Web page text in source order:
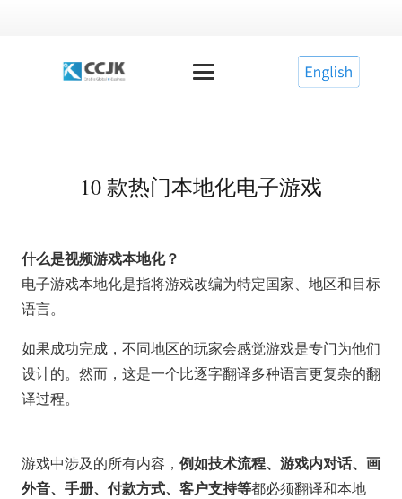
10 款热门本地化电子游戏
什么是视频游戏本地化？
电子游戏本地化是指将游戏改编为特定国家、地区和目标
语言。
如果成功完成，不同地区的玩家会感觉游戏是专门为他们
设计的。然而，这是一个比逐字翻译多种语言更复杂的翻
译过程。
游戏中涉及的所有内容， 例如技术流程、游戏内对话、画
外音、手册、付款方式、客户支持等都必须翻译和本地